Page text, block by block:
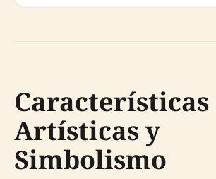
Características
Artísticas y
Simbolismo